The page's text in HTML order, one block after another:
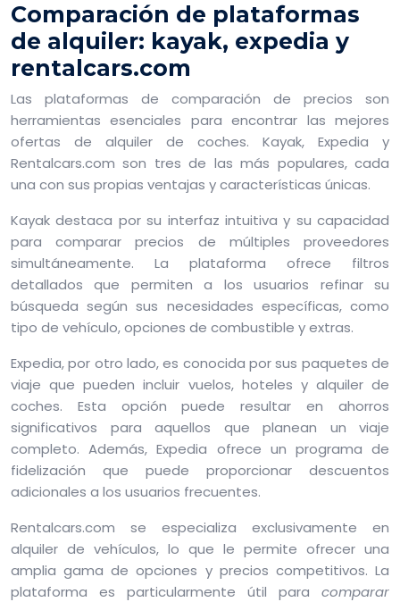
Comparación de plataformas
de alquiler: kayak, expedia y
rentalcars.com
Las plataformas de comparación de precios son
herramientas esenciales para encontrar las mejores
ofertas de alquiler de coches. Kayak, Expedia y
Rentalcars.com son tres de las más populares, cada
una con sus propias ventajas y características únicas.
Kayak destaca por su interfaz intuitiva y su capacidad
para comparar precios de múltiples proveedores
simultáneamente. La plataforma ofrece filtros
detallados que permiten a los usuarios refinar su
búsqueda según sus necesidades específicas, como
tipo de vehículo, opciones de combustible y extras.
Expedia, por otro lado, es conocida por sus paquetes de
viaje que pueden incluir vuelos, hoteles y alquiler de
coches. Esta opción puede resultar en ahorros
significativos para aquellos que planean un viaje
completo. Además, Expedia ofrece un programa de
fidelización que puede proporcionar descuentos
adicionales a los usuarios frecuentes.
Rentalcars.com se especializa exclusivamente en
alquiler de vehículos, lo que le permite ofrecer una
amplia gama de opciones y precios competitivos. La
plataforma es particularmente útil para comparar